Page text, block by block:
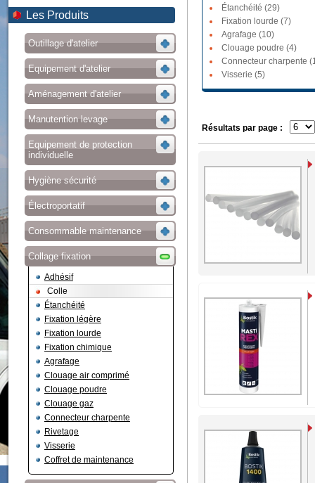
Les Produits
Outillage d'atelier
Equipement d'atelier
Aménagement d'atelier
Manutention levage
Equipement de protection
individuelle
Hygiène sécurité
Électroportatif
Consommable maintenance
Collage fixation
Adhésif
Colle
Étanchéité
Fixation légère
Fixation lourde
Fixation chimique
Agrafage
Clouage air comprimé
Clouage poudre
Clouage gaz
Connecteur charpente
Rivetage
Visserie
Coffret de maintenance
Étanchéité (29)
Fixation lourde (7)
Agrafage (10)
Clouage poudre (4)
Connecteur charpente
Visserie (5)
Résultats par page :